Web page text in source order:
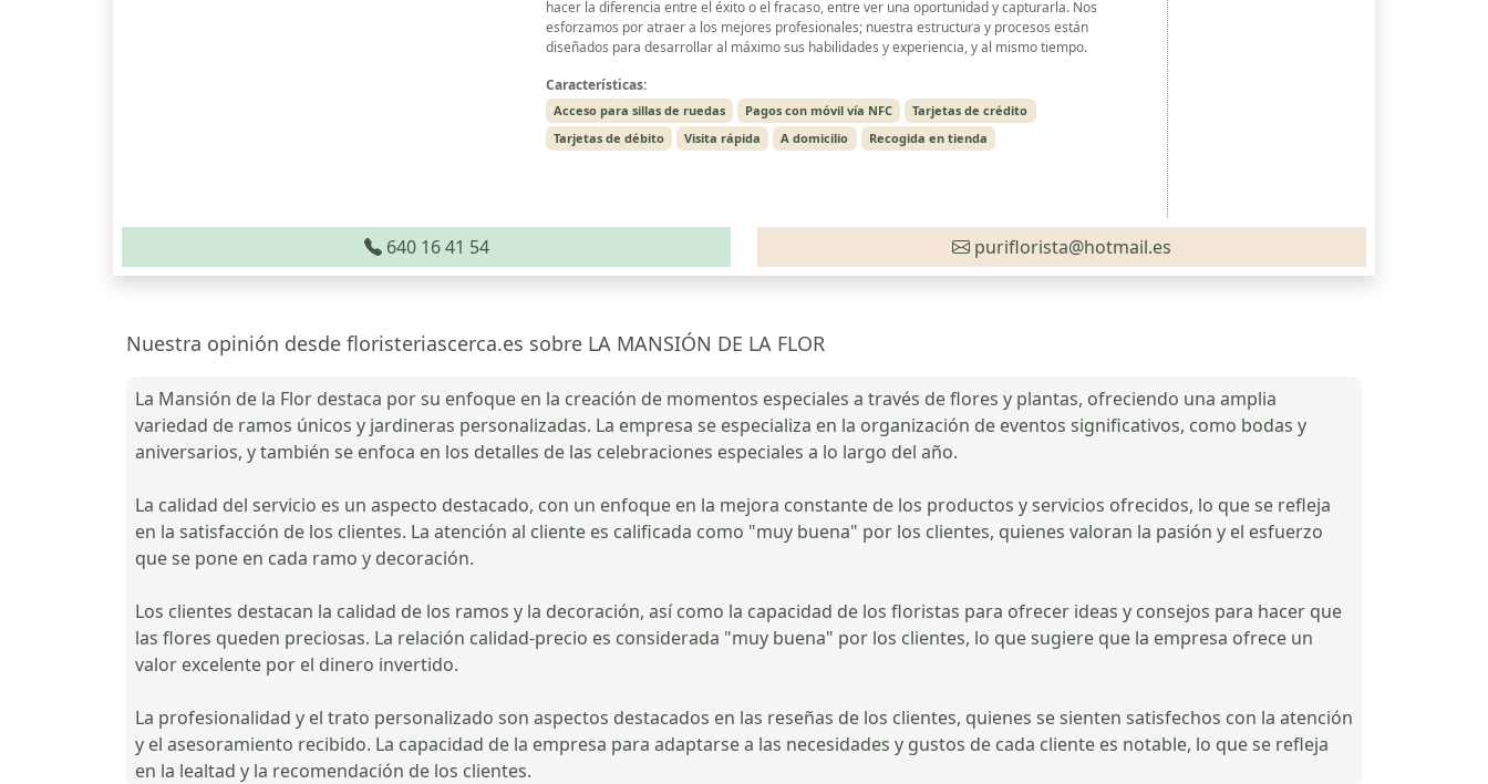
hacer la diferencia entre el éxito o el fracaso, entre ver una oportunidad y capturarla. Nos
esforzamos por atraer a los mejores profesionales; nuestra estructura y procesos están
diseñados para desarrollar al máximo sus habilidades y experiencia, y al mismo tiempo.
Características:
Acceso para sillas de ruedas Pagos con móvil vía NFC
Tarjetas de crédito
Tarjetas de débito
Visita rápida A domicilio Recogida en tienda
640 16 41 54 puriflorista@hotmail.es
Nuestra opinión desde floristeriascerca.es sobre LA MANSIÓN DE LA FLOR
La Mansión de la Flor destaca por su enfoque en la creación de momentos especiales a través de flores y plantas, ofreciendo una amplia
variedad de ramos únicos y jardineras personalizadas. La empresa se especializa en la organización de eventos significativos, como bodas y
aniversarios, y también se enfoca en los detalles de las celebraciones especiales a lo largo del año.
La calidad del servicio es un aspecto destacado, con un enfoque en la mejora constante de los productos y servicios ofrecidos, lo que se refleja
en la satisfacción de los clientes. La atención al cliente es calificada como "muy buena" por los clientes, quienes valoran la pasión y el esfuerzo
que se pone en cada ramo y decoración.
Los clientes destacan la calidad de los ramos y la decoración, así como la capacidad de los floristas para ofrecer ideas y consejos para hacer que
las flores queden preciosas. La relación calidad-precio es considerada "muy buena" por los clientes, lo que sugiere que la empresa ofrece un
valor excelente por el dinero invertido.
La profesionalidad y el trato personalizado son aspectos destacados en las reseñas de los clientes, quienes se sienten satisfechos con la atención
y el asesoramiento recibido. La capacidad de la empresa para adaptarse a las necesidades y gustos de cada cliente es notable, lo que se refleja
en la lealtad y la recomendación de los clientes.